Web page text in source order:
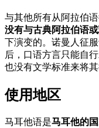
与其他所有从阿拉伯
没有与古典阿拉伯语
下演变的。诺曼人征
后，口语方言只能自
也没有文学标准来将
使用地区
马耳他语是马耳他的